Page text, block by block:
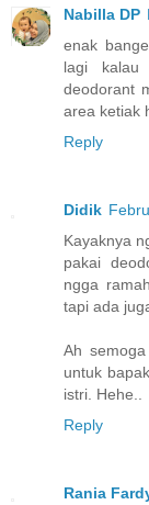
Nabilla DP
enak
lagi kalau
deodorant
area ketiak
Reply
Didik
Kayaknya
pakai
ngga
tapi ada
Ah
untuk
istri. Hehe..
Reply
Rania